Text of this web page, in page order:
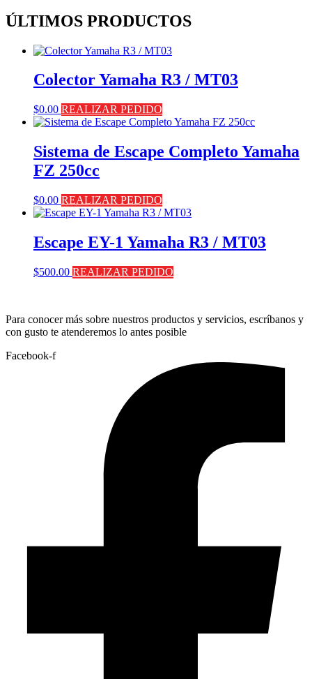
ÚLTIMOS PRODUCTOS
Colector Yamaha R3 / MT03
$0.00 REALIZAR PEDIDO
Sistema de Escape Completo Yamaha
FZ 250cc
$0.00 REALIZAR PEDIDO
Escape EY-1 Yamaha R3 / MT03
$500.00 REALIZAR PEDIDO
Para conocer más sobre nuestros productos y servicios, escríbanos y
con gusto te atenderemos lo antes posible
Facebook-f